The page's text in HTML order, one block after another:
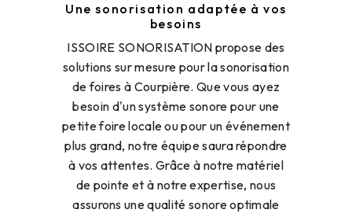
Une sonorisation adaptée à vos
besoins
ISSOIRE SONORISATION propose des
solutions sur mesure pour la sonorisation
de foires à Courpière. Que vous ayez
besoin d'un système sonore pour une
petite foire locale ou pour un événement
plus grand, notre équipe saura répondre
à vos attentes. Grâce à notre matériel
de pointe et à notre expertise, nous
assurons une qualité sonore optimale